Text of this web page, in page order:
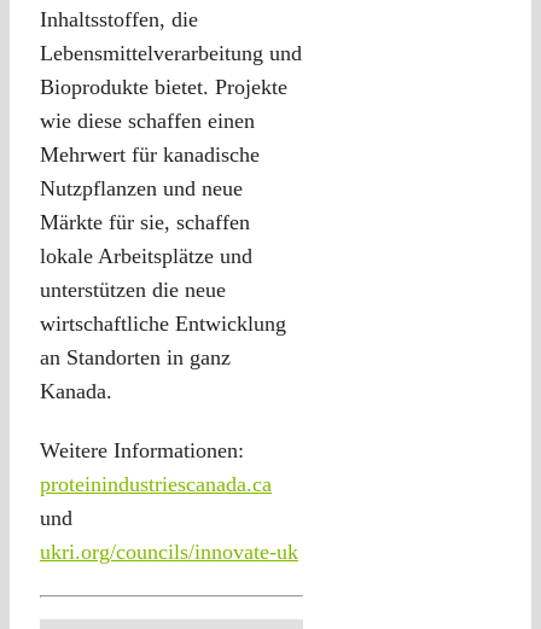
Inhaltsstoffen, die
Lebensmittelverarbeitung und
Bioprodukte bietet. Projekte
wie diese schaffen einen
Mehrwert für kanadische
Nutzpflanzen und neue
Märkte für sie, schaffen
lokale Arbeitsplätze und
unterstützen die neue
wirtschaftliche Entwicklung
an Standorten in ganz
Kanada.
Weitere Informationen:
proteinindustriescanada.ca
und
ukri.org/councils/innovate-uk